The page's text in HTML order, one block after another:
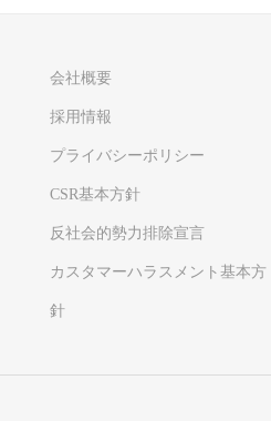
会社概要
採用情報
プライバシーポリシー
CSR基本方針
反社会的勢力排除宣言
カスタマーハラスメント基本方
針